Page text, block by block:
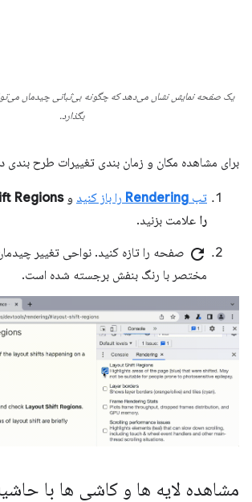
یک صفحه نمایش نشان می‌دهد که چگونه بی‌ثباتی چیدمان
بگذارد.
برای مشاهده مکان و زمان بندی تغییرات طرح
تب Rendering را باز کنید وRegions
را علامت بزنید.
refresh صفحه را تازه کنید. نواحی تغییر
مختصر با رنگ بنفش برجسته شده است.
مشاهده لایه ها و کاشی ها با